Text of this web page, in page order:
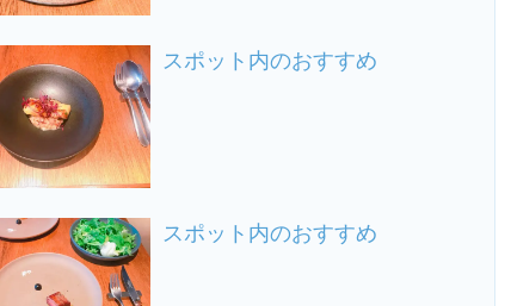
スポット内のおすすめ
スポット内のおすすめ